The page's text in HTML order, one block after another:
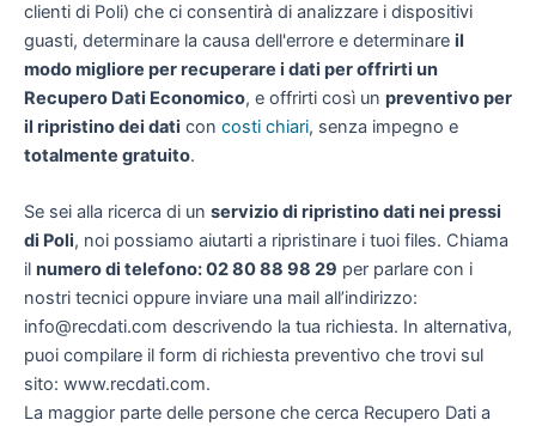
clienti di Poli) che ci consentirà di analizzare i dispositivi
guasti, determinare la causa dell'errore e determinare il
modo migliore per recuperare i dati per offrirti un
Recupero Dati Economico, e offrirti così un preventivo per
il ripristino dei dati con costi chiari, senza impegno e
totalmente gratuito.
Se sei alla ricerca di un servizio di ripristino dati nei pressi
di Poli, noi possiamo aiutarti a ripristinare i tuoi files. Chiama
il numero di telefono: 02 80 88 98 29 per parlare con i
nostri tecnici oppure inviare una mail all’indirizzo:
info@recdati.com descrivendo la tua richiesta. In alternativa,
puoi compilare il form di richiesta preventivo che trovi sul
sito: www.recdati.com.
La maggior parte delle persone che cerca Recupero Dati a